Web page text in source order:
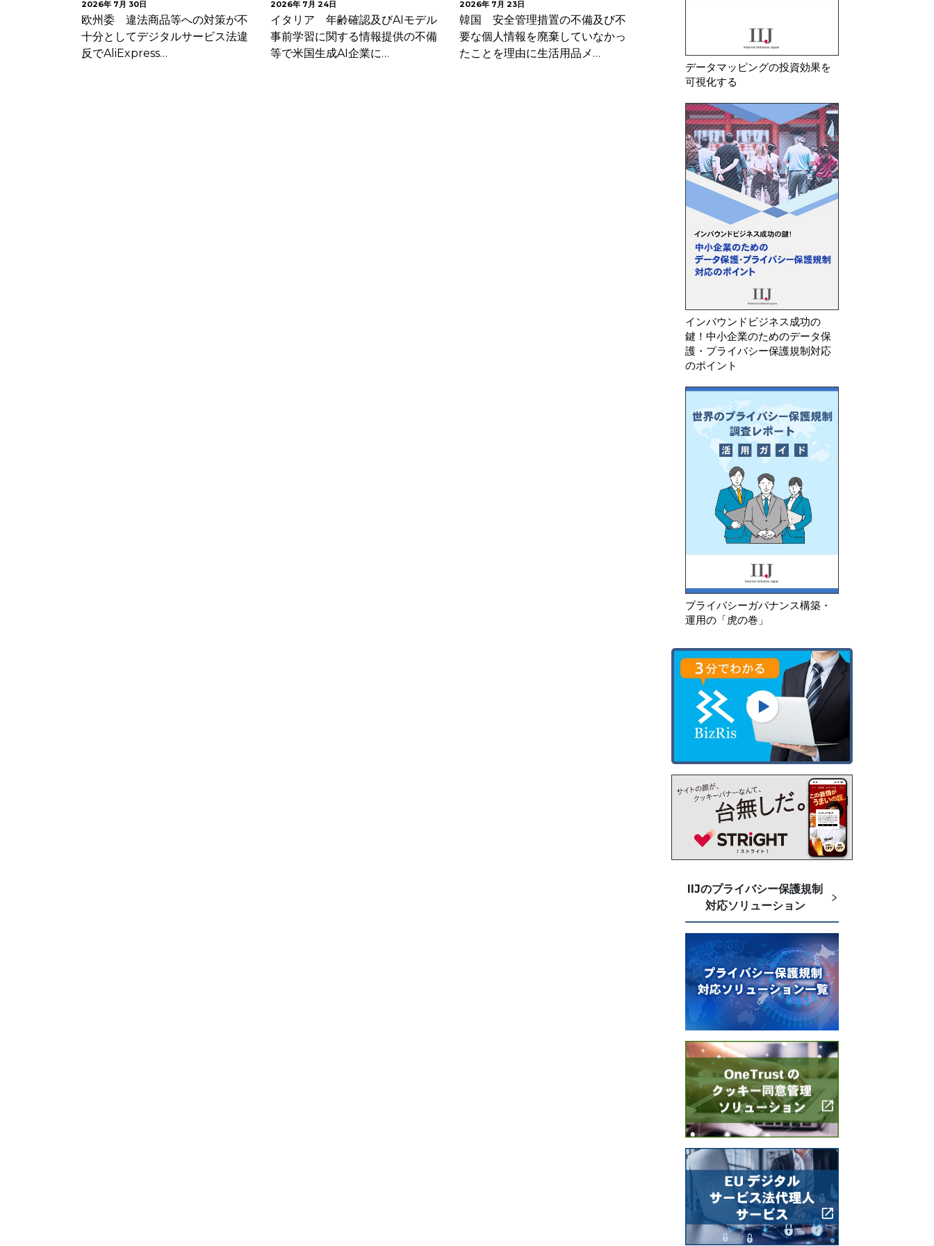
2026年 7月 24日
イタリア 年齢確認及びAIモデル
事前学習に関する情報提供の不備
等で米国生成AI企業に…
2026年 7月 23日
韓国 安全管理措置の不備及び不
要な個人情報を廃棄していなかっ
たことを理由に生活用品メ…
2026年 7月 17日
イタリア SPID事業者に対し本
人確認システムの設計不備等を理
由にGDPR違反で10…
ムを利用した電力・ガス供給事業
者等計4社に対しGDPR…
反でAliExpress…
データマッピングの投資効果を
可視化する
インバウンドビジネス成功の
鍵！中小企業のためのデータ保
護・プライバシー保護規制対応
のポイント
プライバシーガバナンス構築・
運用の「虎の巻」
IIJのプライバシー保護規制
対応ソリューション